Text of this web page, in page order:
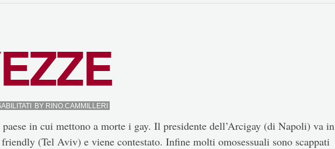
SUBY RINO.CAMMILLERI
in cui mettono a morte i gay. Il presidente dell’Arcigay (di Napoli) va in
(Tel Aviv) e viene contestato. Infine molti omosessuali sono scappati